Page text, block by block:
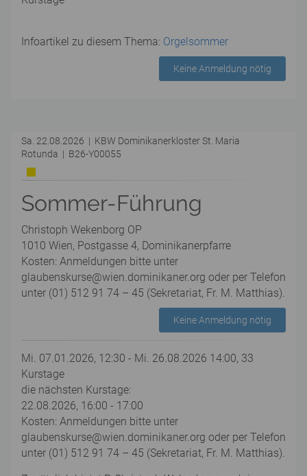
Infoartikel zu diesem Thema: Orgelsommer
Keine Anmeldung nötig
Sa. 22.08.2026 | KBW Dominikanerkloster St. Maria
Rotunda | B26-Y00055
Sommer-Führung
Christoph Wekenborg OP
1010 Wien, Postgasse 4, Dominikanerpfarre
Kosten: Anmeldungen bitte unter
glaubenskurse@wien.dominikaner.org oder per Telefon
unter (01) 512 91 74 – 45 (Sekretariat, Fr. M. Matthias).
Keine Anmeldung nötig
Mi. 07.01.2026, 12:30 - Mi. 26.08.2026 14:00, 33
Kurstage
die nächsten Kurstage:
22.08.2026, 16:00 - 17:00
Kosten: Anmeldungen bitte unter
glaubenskurse@wien.dominikaner.org oder per Telefon
unter (01) 512 91 74 – 45 (Sekretariat, Fr. M. Matthias).